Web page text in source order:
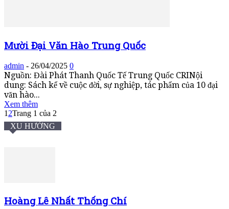
Mười Đại Văn Hào Trung Quốc
admin - 26/04/2025 0
Nguồn: Đài Phát Thanh Quốc Tế Trung Quốc CRINội
dung: Sách kể về cuộc đời, sự nghiệp, tác phẩm của 10 đại
văn hào...
Xem thêm
1 2Trang 1 của 2
XU HƯỚNG
Hoàng Lê Nhất Thống Chí